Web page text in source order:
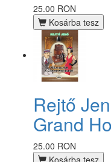
25.00 RON
Kosárba tesz
Rejtő
Grand
25.00 RON
Kosárba tesz